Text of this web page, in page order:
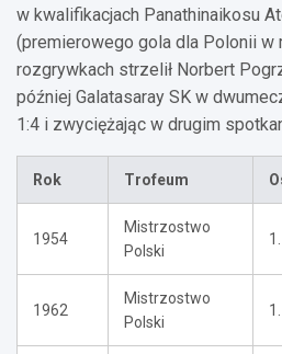
w kwalifikacjach Panathinaikosu
(premierowego gola dla Polonii w
rozgrywkach strzelił Norbert
później Galatasaray SK w
1:4 i zwyciężając w drugim
Rok Trofeum
1954
Mistrzostwo
Polski
1962
Mistrzostwo
Polski